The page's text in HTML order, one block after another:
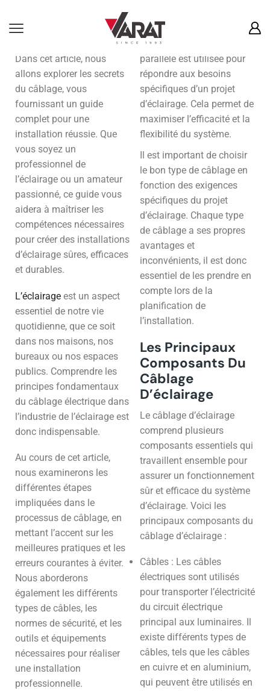
Bienvenue dans l’univers
captivant du câblage dans
l’industrie de l’éclairage !
Dans cet article, nous
allons explorer les secrets
du câblage, vous
fournissant un guide
complet pour une
installation réussie. Que
vous soyez un
professionnel de
l’éclairage ou un amateur
passionné, ce guide vous
aidera à maîtriser les
compétences nécessaires
pour créer des installations
d’éclairage sûres, efficaces
et durables.
L’éclairage est un aspect
essentiel de notre vie
quotidienne, que ce soit
dans nos maisons, nos
bureaux ou nos espaces
publics. Comprendre les
principes fondamentaux
du câblage électrique dans
l’industrie de l’éclairage est
donc indispensable.
Au cours de cet article,
nous examinerons les
différentes étapes
impliquées dans le
processus de câblage, en
mettant l’accent sur les
meilleures pratiques et les
erreurs courantes à éviter.
Nous aborderons
également les différents
types de câbles, les
normes de sécurité, et les
outils et équipements
nécessaires pour réaliser
une installation
professionnelle.
une combinaison de
câblage en série et en
parallèle est utilisée pour
répondre aux besoins
spécifiques d’un projet
d’éclairage. Cela permet de
maximiser l’efficacité et la
flexibilité du système.
Il est important de choisir
le bon type de câblage en
fonction des exigences
spécifiques du projet
d’éclairage. Chaque type
de câblage a ses propres
avantages et
inconvénients, il est donc
essentiel de les prendre en
compte lors de la
planification de
l’installation.
Les Principaux
Composants Du
Câblage
D’éclairage
Le câblage d’éclairage
comprend plusieurs
composants essentiels qui
travaillent ensemble pour
assurer un fonctionnement
sûr et efficace du système
d’éclairage. Voici les
principaux composants du
câblage d’éclairage :
Câbles : Les câbles
électriques sont utilisés
pour transporter l’électricité
du circuit électrique
principal aux luminaires. Il
existe différents types de
câbles, tels que les câbles
en cuivre et en aluminium,
qui peuvent être utilisés en